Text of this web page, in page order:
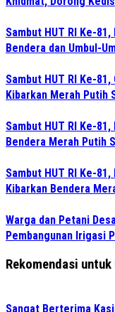
Sambut HUT RI Ke-
Bendera dan Umbul-
Sambut HUT RI Ke-
Kibarkan Merah Putih
Sambut HUT RI Ke-
Bendera Merah Putih
Sambut HUT RI Ke-
Kibarkan Bendera
Warga dan Petani
Pembangunan Irigasi
Rekomendasi untuk
Sangat Berterima